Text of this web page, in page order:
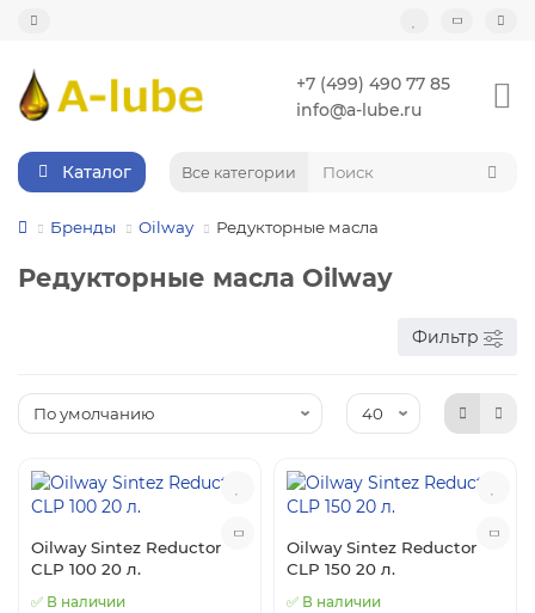
+7 (499) 490 77 85
info@a-lube.ru
Каталог Все категории
Бренды Oilway Редукторные масла
Редукторные масла Oilway
Фильтр
Oilway Sintez Reductor
CLP 100 20 л.
✅ В наличии
Oilway Sintez Reductor
CLP 150 20 л.
✅ В наличии